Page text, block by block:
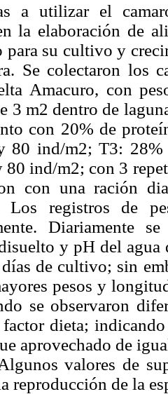
a utilizar el
la elaboración de
para su cultivo y
Se colectaron los
Amacuro, con
3 m2 dentro de
con 20% de
80 ind/m2; T3:
80 ind/m2; con 3
con una ración
Los registros de
Diariamente
y pH del agua
de cultivo; sin
pesos y
se observaron
dieta;
aprovechado de
valores de
reproducción de la